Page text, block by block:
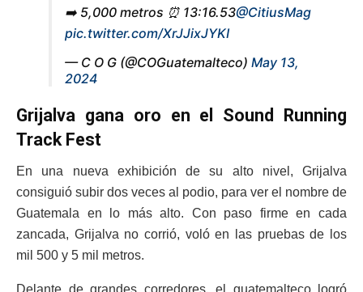
➡️ 5,000 metros ⏰ 13:16.53@CitiusMag
pic.twitter.com/XrJJixJYKI
— C O G (@COGuatemalteco) May 13,
2024
Grijalva gana oro en el Sound Running
Track Fest
En una nueva exhibición de su alto nivel, Grijalva
consiguió subir dos veces al podio, para ver el nombre de
Guatemala en lo más alto. Con paso firme en cada
zancada, Grijalva no corrió, voló en las pruebas de los
mil 500 y 5 mil metros.